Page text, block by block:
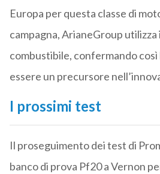
Europa per questa classe di
campagna, ArianeGroup
combustibile, confermando così
essere un precursore
I prossimi test
Il proseguimento dei test di
banco di prova Pf20 a Vernon